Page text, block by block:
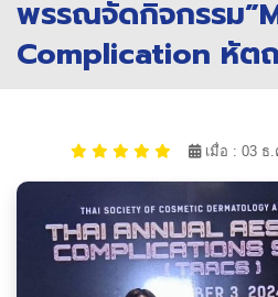
พรรณจัดกิจกรรม
Complication หัตถ
เมื่อ : 03 ธ.